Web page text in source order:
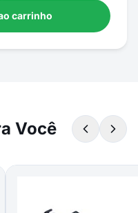
carrinho
Você